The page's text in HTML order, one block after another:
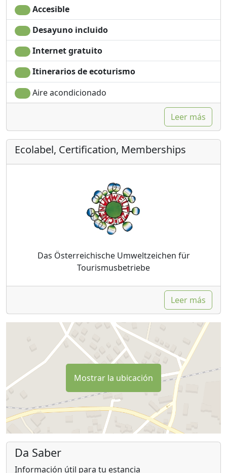
Accesible
Desayuno incluido
Internet gratuito
Itinerarios de ecoturismo
Aire acondicionado
Leer más
Ecolabel, Certification, Memberships
Das Österreichische Umweltzeichen für
Tourismusbetriebe
Leer más
Mostrar la ubicación
Da Saber
Información útil para tu estancia